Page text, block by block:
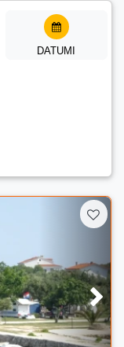
DATUMI